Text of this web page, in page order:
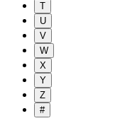
T
U
V
W
X
Y
Z
#